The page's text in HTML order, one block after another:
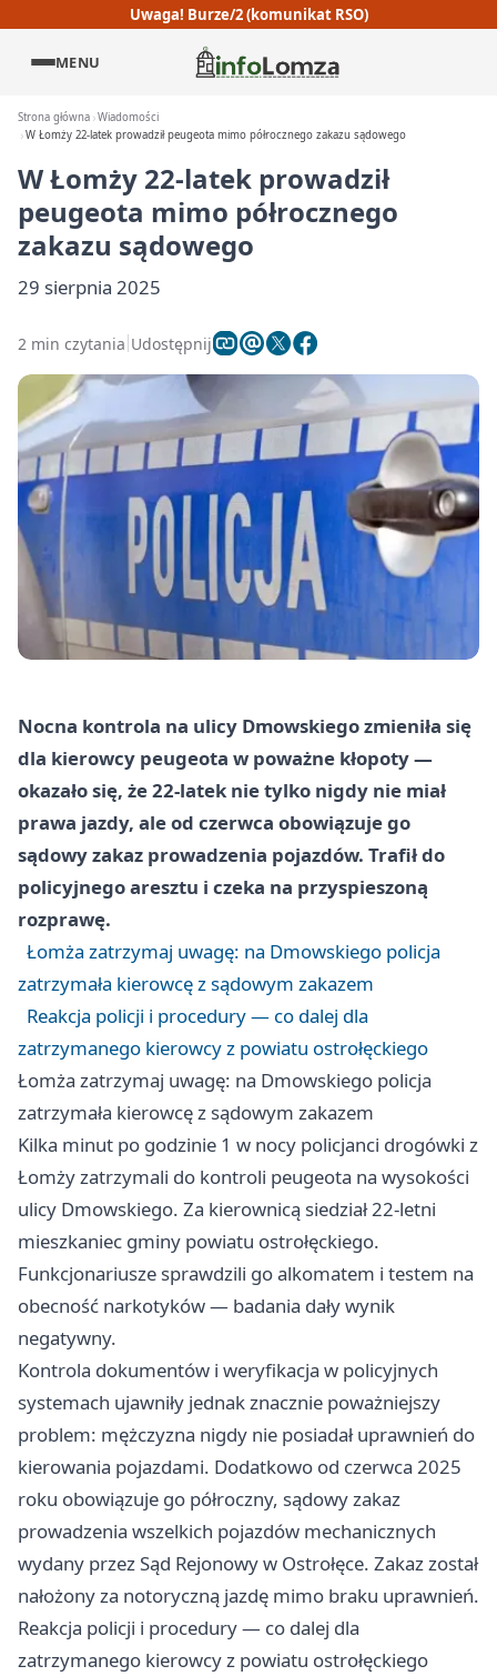
Uwaga! Burze/2 (komunikat RSO)
MENU
Strona główna Wiadomości
W Łomży 22-latek prowadził peugeota mimo półrocznego zakazu sądowego
W Łomży 22-latek prowadził
peugeota mimo półrocznego
zakazu sądowego
29 sierpnia 2025
2 min czytania Udostępnij
Nocna kontrola na ulicy Dmowskiego zmieniła się
dla kierowcy peugeota w poważne kłopoty —
okazało się, że 22-latek nie tylko nigdy nie miał
prawa jazdy, ale od czerwca obowiązuje go
sądowy zakaz prowadzenia pojazdów. Trafił do
policyjnego aresztu i czeka na przyspieszoną
rozprawę.
Łomża zatrzymaj uwagę: na Dmowskiego policja
zatrzymała kierowcę z sądowym zakazem
Reakcja policji i procedury — co dalej dla
zatrzymanego kierowcy z powiatu ostrołęckiego
Łomża zatrzymaj uwagę: na Dmowskiego policja
zatrzymała kierowcę z sądowym zakazem
Kilka minut po godzinie 1 w nocy policjanci drogówki z
Łomży zatrzymali do kontroli peugeota na wysokości
ulicy Dmowskiego. Za kierownicą siedział 22-letni
mieszkaniec gminy powiatu ostrołęckiego.
Funkcjonariusze sprawdzili go alkomatem i testem na
obecność narkotyków — badania dały wynik
negatywny.
Kontrola dokumentów i weryfikacja w policyjnych
systemach ujawniły jednak znacznie poważniejszy
problem: mężczyzna nigdy nie posiadał uprawnień do
kierowania pojazdami. Dodatkowo od czerwca 2025
roku obowiązuje go półroczny, sądowy zakaz
prowadzenia wszelkich pojazdów mechanicznych
wydany przez Sąd Rejonowy w Ostrołęce. Zakaz został
nałożony za notoryczną jazdę mimo braku uprawnień.
Reakcja policji i procedury — co dalej dla
zatrzymanego kierowcy z powiatu ostrołęckiego